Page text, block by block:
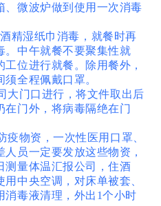
、微波炉做到使用一次消毒
精湿纸巾消毒，就餐时再
。中午就餐不要聚集性就
位进行就餐。除用餐外，
全程佩戴口罩。
门口进行，将文件取出后
在门外，将病毒隔绝在门
物资，一次性医用口罩、
员一定要发放这些物资，
测量体温汇报公司，住酒
中央空调，对床单被套、
消毒液清理，外出1个小时